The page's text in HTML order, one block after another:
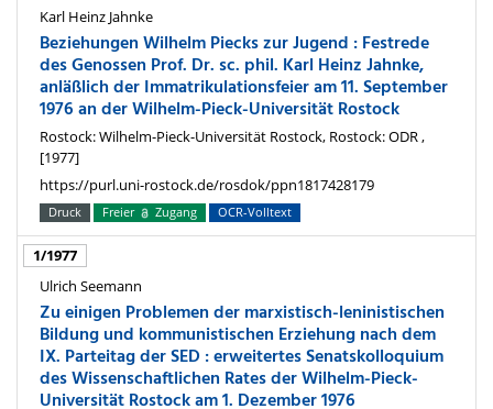
Karl Heinz Jahnke
Beziehungen Wilhelm Piecks zur Jugend : Festrede
des Genossen Prof. Dr. sc. phil. Karl Heinz Jahnke,
anläßlich der Immatrikulationsfeier am 11. September
1976 an der Wilhelm-Pieck-Universität Rostock
Rostock: Wilhelm-Pieck-Universität Rostock, Rostock: ODR ,
[1977]
https://purl.uni-rostock.de/rosdok/ppn1817428179
Druck Freier Zugang OCR-Volltext
1/1977
Ulrich Seemann
Zu einigen Problemen der marxistisch-leninistischen
Bildung und kommunistischen Erziehung nach dem
IX. Parteitag der SED : erweitertes Senatskolloquium
des Wissenschaftlichen Rates der Wilhelm-Pieck-
Universität Rostock am 1. Dezember 1976